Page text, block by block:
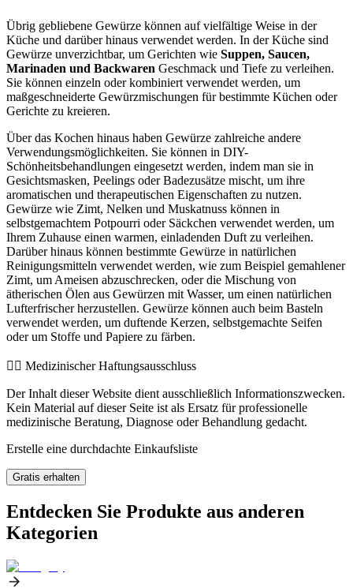
Übrig gebliebene Gewürze können auf vielfältige Weise in der
Küche und darüber hinaus verwendet werden. In der Küche sind
Gewürze unverzichtbar, um Gerichten wie Suppen, Saucen,
Marinaden und Backwaren Geschmack und Tiefe zu verleihen.
Sie können einzeln oder kombiniert verwendet werden, um
maßgeschneiderte Gewürzmischungen für bestimmte Küchen oder
Gerichte zu kreieren.
Über das Kochen hinaus haben Gewürze zahlreiche andere
Verwendungsmöglichkeiten. Sie können in DIY-
Schönheitsbehandlungen eingesetzt werden, indem man sie in
Gesichtsmasken, Peelings oder Badezusätze mischt, um ihre
aromatischen und therapeutischen Eigenschaften zu nutzen.
Gewürze wie Zimt, Nelken und Muskatnuss können in
selbstgemachtem Potpourri oder Säckchen verwendet werden, um
Ihrem Zuhause einen warmen, einladenden Duft zu verleihen.
Darüber hinaus können bestimmte Gewürze in natürlichen
Reinigungsmitteln verwendet werden, wie zum Beispiel gemahlener
Zimt, um Ameisen abzuschrecken, oder die Mischung von
ätherischen Ölen aus Gewürzen mit Wasser, um einen natürlichen
Lufterfrischer herzustellen. Gewürze können auch beim Basteln
verwendet werden, um duftende Kerzen, selbstgemachte Seifen
oder um Stoffe und Papiere zu färben.
👨‍⚕️️ Medizinischer Haftungsausschluss
Der Inhalt dieser Website dient ausschließlich Informationszwecken.
Kein Material auf dieser Seite ist als Ersatz für professionelle
medizinische Beratung, Diagnose oder Behandlung gedacht.
Erstelle eine durchdachte Einkaufsliste
Gratis erhalten
Entdecken Sie Produkte aus anderen
Kategorien